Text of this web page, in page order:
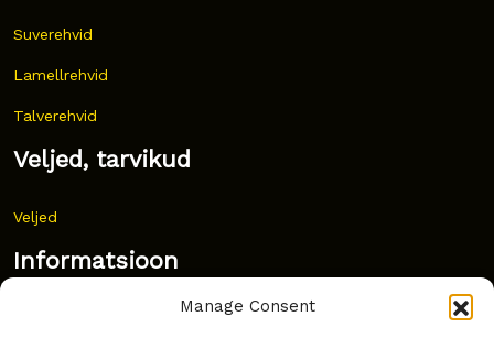
Manage Consent
Suverehvid
Lamellrehvid
Talverehvid
Veljed, tarvikud
Veljed
Informatsioon